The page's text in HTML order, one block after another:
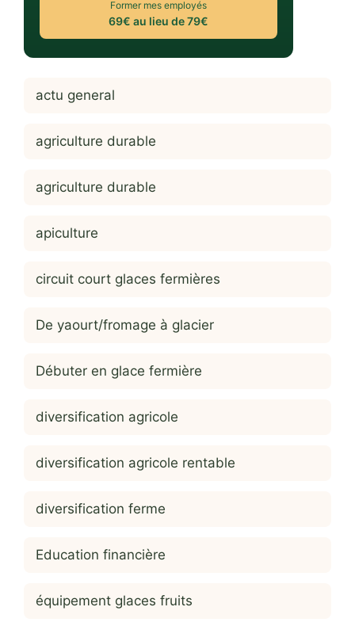
Former mes employés
69€ au lieu de 79€
actu general
agriculture durable
agriculture durable
apiculture
circuit court glaces fermières
De yaourt/fromage à glacier
Débuter en glace fermière
diversification agricole
diversification agricole rentable
diversification ferme
Education financière
équipement glaces fruits